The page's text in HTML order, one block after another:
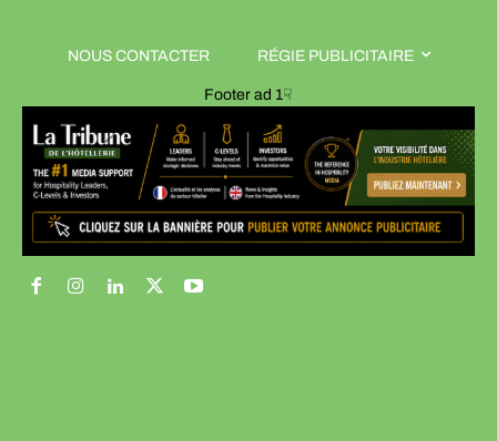
NOUS CONTACTER RÉGIE PUBLICITAIRE
Footer ad 1☟